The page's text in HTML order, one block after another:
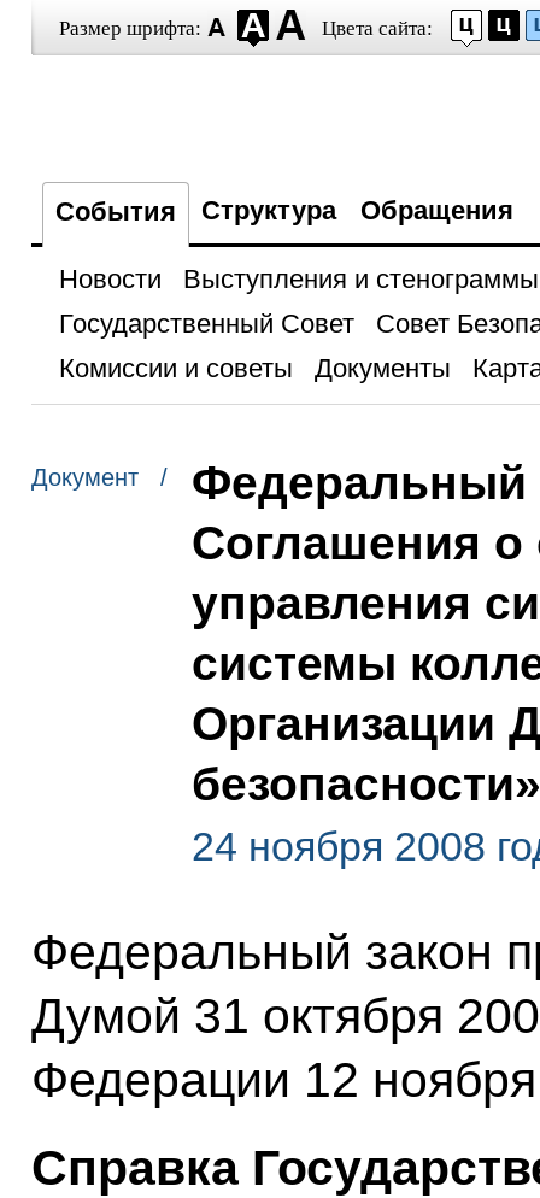
Размер шрифта: Цвета сайта:
События Структура Обращения
Новости
Выступления и стенограммы
Государственный Совет
Совет
Комиссии и советы
Документы
Документ /
Федеральный
Соглашения о
управления
системы
Организации
безопасности»
24 ноября 2008
Федеральный закон
Думой 31 октября
Федерации 12
Справка